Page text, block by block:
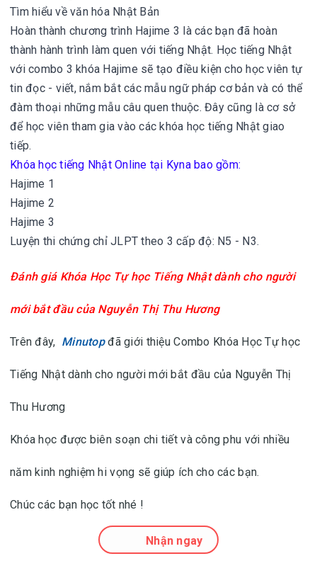
Tìm hiểu về văn hóa Nhật Bản
Hoàn thành chương trình Hajime 3 là các bạn đã hoàn
thành hành trình làm quen với tiếng Nhật. Học tiếng Nhật
với combo 3 khóa Hajime sẽ tạo điều kiện cho học viên tự
tin đọc - viết, nắm bắt các mẫu ngữ pháp cơ bản và có thể
đàm thoại những mẫu câu quen thuộc. Đây cũng là cơ sở
để học viên tham gia vào các khóa học tiếng Nhật giao
tiếp.
Khóa học tiếng Nhật Online tại Kyna bao gồm:
Hajime 1
Hajime 2
Hajime 3
Luyện thi chứng chỉ JLPT theo 3 cấp độ: N5 - N3.
Đánh giá Khóa Học Tự học Tiếng Nhật dành cho người
mới bắt đầu của Nguyễn Thị Thu Hương
Trên đây, Minutop đã giới thiệu Combo Khóa Học Tự học
Tiếng Nhật dành cho người mới bắt đầu của Nguyễn Thị
Thu Hương
Khóa học được biên soạn chi tiết và công phu với nhiều
năm kinh nghiệm hi vọng sẽ giúp ích cho các bạn.
Chúc các bạn học tốt nhé !
Nhận ngay